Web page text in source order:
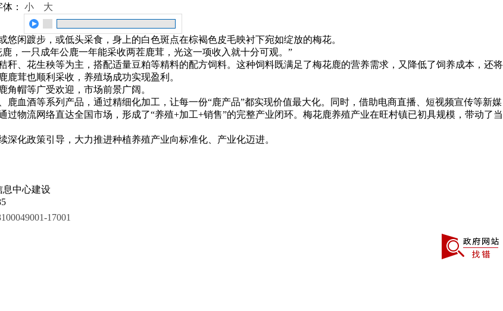
体： 小 大
闲踱步，或低头采食，身上的白色斑点在棕褐色皮毛映衬下宛如绽放的梅花。
，一只成年公鹿一年能采收两茬鹿茸，光这一项收入就十分可观。”
、花生秧等为主，搭配适量豆粕等精料的配方饲料。这种饲料既满足了梅花鹿的营养需求，又降低了饲养成本，还将
茸也顺利采收，养殖场成功实现盈利。
帽等广受欢迎，市场前景广阔。
血酒等系列产品，通过精细化加工，让每一份“鹿产品”都实现价值最大化。同时，借助电商直播、短视频宣传等新媒
物流网络直达全国市场，形成了“养殖+加工+销售”的完整产业闭环。梅花鹿养殖产业在旺村镇已初具规模，带动了当
化政策引导，大力推进种植养殖产业向标准化、产业化迈进。
息中心建设
17001